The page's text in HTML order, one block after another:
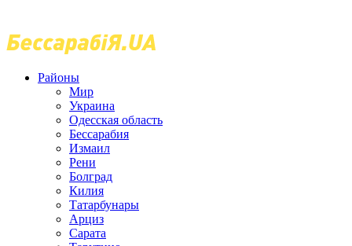
Районы
Мир
Украина
Одесская область
Бессарабия
Измаил
Рени
Болград
Килия
Татарбунары
Арциз
Сарата